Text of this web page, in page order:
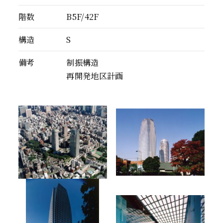
階数
B5F/42F
構造
S
備考
制振構造
再開発地区計画